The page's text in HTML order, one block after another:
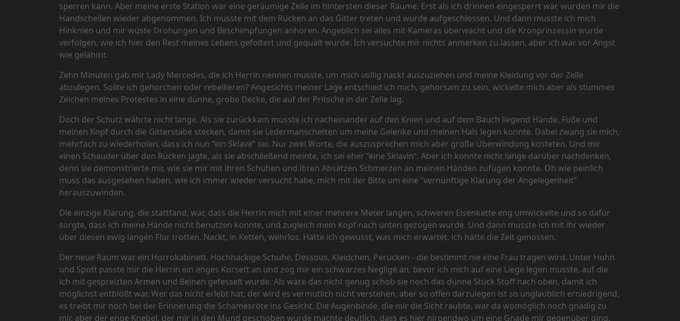
sperren kann. Aber meine erste Station war eine geräumige Zelle im hintersten dieser Räume. Erst als ich drinnen eingesperrt war, wurden mir die
Handschellen wieder abgenommen. Ich musste mit dem Rücken an das Gitter treten und wurde aufgeschlossen. Und dann musste ich mich
Hinknien und mir wüste Drohungen und Beschimpfungen anhören. Angeblich sei alles mit Kameras überwacht und die Kronprinzessin würde
verfolgen, wie ich hier den Rest meines Lebens gefoltert und gequält wurde. Ich versuchte mir nichts anmerken zu lassen, aber ich war vor Angst
wie gelähmt.
Zehn Minuten gab mir Lady Mercedes, die ich Herrin nennen musste, um mich völlig nackt auszuziehen und meine Kleidung vor der Zelle
abzulegen. Sollte ich gehorchen oder rebellieren? Angesichts meiner Lage entschied ich mich, gehorsam zu sein, wickelte mich aber als stummes
Zeichen meines Protestes in eine dünne, grobe Decke, die auf der Pritsche in der Zelle lag.
Doch der Schutz währte nicht lange. Als sie zurückkam musste ich nacheinander auf den Knien und auf dem Bauch liegend Hände, Füße und
meinen Kopf durch die Gitterstäbe stecken, damit sie Ledermanschetten um meine Gelenke und meinen Hals legen konnte. Dabei zwang sie mich,
mehrfach zu wiederholen, dass ich nun “ein Sklave” sei. Nur zwei Worte, die auszusprechen mich aber große Überwindung kosteten. Und mir
einen Schauder über den Rücken jagte, als sie abschließend meinte, ich sei eher “eine Sklavin”. Aber ich konnte nicht lange darüber nachdenken,
denn sie demonstrierte mir, wie sie mir mit ihren Schuhen und ihren Absätzen Schmerzen an meinen Händen zufügen konnte. Oh wie peinlich
muss das ausgesehen haben, wie ich immer wieder versucht habe, mich mit der Bitte um eine “vernünftige Klärung der Angelegenheit”
herauszuwinden.
Die einzige Klärung, die stattfand, war, dass die Herrin mich mit einer mehrere Meter langen, schweren Eisenkette eng umwickelte und so dafür
sorgte, dass ich meine Hände nicht benutzen konnte, und zugleich mein Kopf nach unten gezogen wurde. Und dann musste ich mit ihr wieder
über diesen ewig langen Flur trotten. Nackt, in Ketten, wehrlos. Hätte ich gewusst, was mich erwartet, ich hätte die Zeit genossen.
Der neue Raum war ein Horrokabinett. Hochhackige Schuhe, Dessous, Kleidchen, Perücken - die bestimmt nie eine Frau tragen wird. Unter Hohn
und Spott passte mir die Herrin ein enges Korsett an und zog mir ein schwarzes Negligé an, bevor ich mich auf eine Liege legen musste, auf die
ich mit gespreizten Armen und Beinen gefesselt wurde. Als wäre das nicht genug schob sie noch das dünne Stück Stoff nach oben, damit ich
möglichst entblößt war. Wer das nicht erlebt hat, der wird es vermutlich nicht verstehen, aber so offen darzulegen ist so unglaublich erniedrigend,
es treibt mir noch bei der Erinnerung die Schamesröte ins Gesicht. Die Augenbinde, die mir die Sicht raubte, war da womöglich noch gnädig zu
mir, aber der enge Knebel, der mir in den Mund geschoben wurde machte deutlich, dass es hier nirgendwo um eine Gnade mir gegenüber ging.